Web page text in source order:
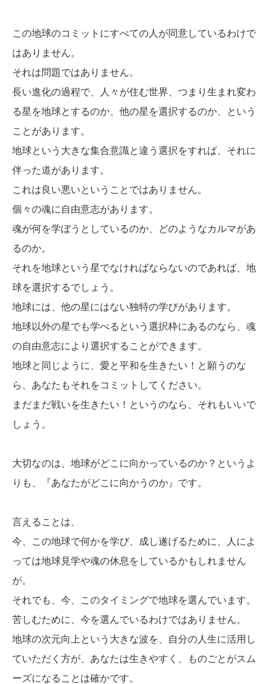
この地球のコミットにすべての人が同意しているわけで
はありません。
それは問題ではありません。
長い進化の過程で、人々が住む世界、つまり生まれ変わ
る星を地球とするのか、他の星を選択するのか、という
ことがあります。
地球という大きな集合意識と違う選択をすれば、それに
伴った道があります。
これは良い悪いということではありません。
個々の魂に自由意志があります。
魂が何を学ぼうとしているのか、どのようなカルマがあ
るのか。
それを地球という星でなければならないのであれば、地
球を選択するでしょう。
地球には、他の星にはない独特の学びがあります。
地球以外の星でも学べるという選択枠にあるのなら、魂
の自由意志により選択することができます。
地球と同じように、愛と平和を生きたい！と願うのな
ら、あなたもそれをコミットしてください。
まだまだ戦いを生きたい！というのなら、それもいいで
しょう。
大切なのは、地球がどこに向かっているのか？というよ
りも、『あなたがどこに向かうのか』です。
言えることは、
今、この地球で何かを学び、成し遂げるために、人によ
っては地球見学や魂の休息をしているかもしれません
が。
それでも、今、このタイミングで地球を選んでいます。
苦しむために、今を選んでいるわけではありません。
地球の次元向上という大きな波を、自分の人生に活用し
ていただく方が、あなたは生きやすく、ものごとがスム
ーズになることは確かです。